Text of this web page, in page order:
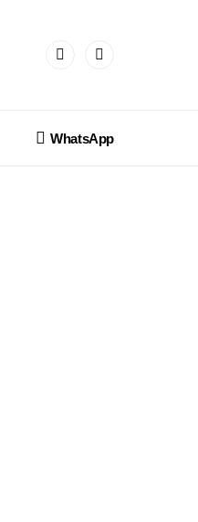
WhatsApp